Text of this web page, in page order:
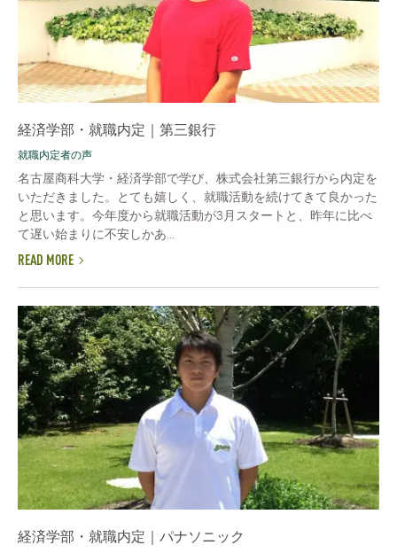
経済学部・就職内定｜第三銀行
就職内定者の声
名古屋商科大学・経済学部で学び、株式会社第三銀行から内定を
いただきました。とても嬉しく、就職活動を続けてきて良かった
と思います。今年度から就職活動が3月スタートと、昨年に比べ
て遅い始まりに不安しかあ...
READ MORE
経済学部・就職内定｜パナソニック